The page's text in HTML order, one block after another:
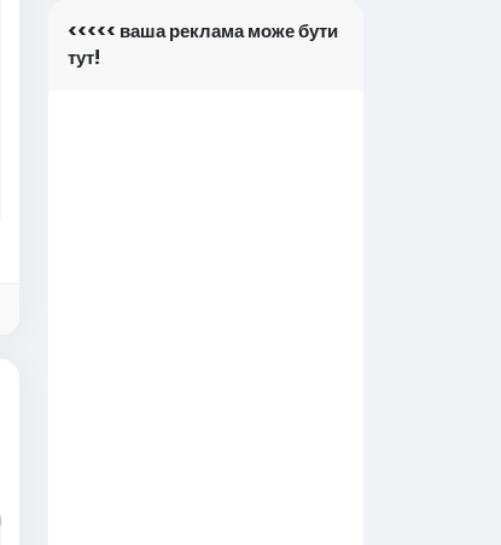
<<<<< ваша реклама може бути
тут!